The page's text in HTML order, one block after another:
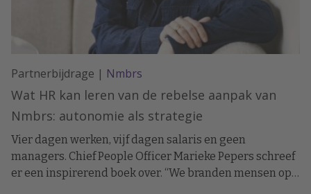
Partnerbijdrage | Nmbrs
Wat HR kan leren van de rebelse aanpak van
Nmbrs: autonomie als strategie
Vier dagen werken, vijf dagen salaris en geen
managers. Chief People Officer Marieke Pepers schreef
er een inspirerend boek over. “We branden mensen op